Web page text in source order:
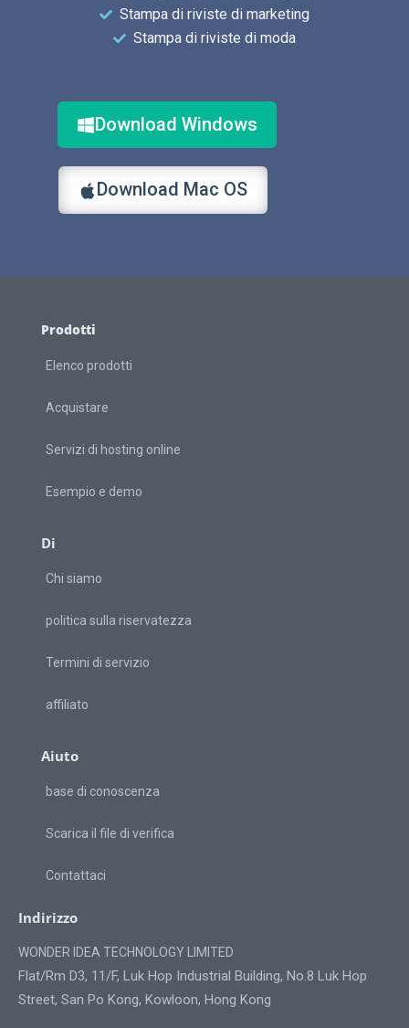
Stampa di riviste di marketing
Stampa di riviste di moda
Download Windows
Download Mac OS
Prodotti
Elenco prodotti
Acquistare
Servizi di hosting online
Esempio e demo
Di
Chi siamo
politica sulla riservatezza
Termini di servizio
affiliato
Aiuto
base di conoscenza
Scarica il file di verifica
Contattaci
Indirizzo
WONDER IDEA TECHNOLOGY LIMITED
Flat/Rm D3, 11/F, Luk Hop Industrial Building, No.8 Luk Hop
Street, San Po Kong, Kowloon, Hong Kong